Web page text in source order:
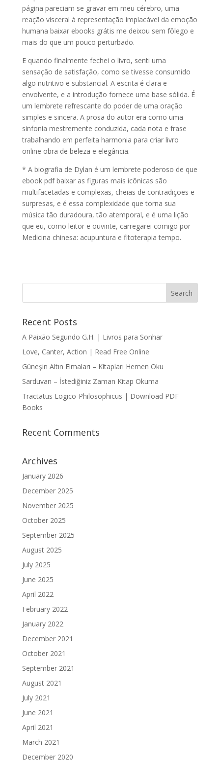
página pareciam se gravar em meu cérebro, uma
reação visceral à representação implacável da emoção
humana baixar ebooks grátis me deixou sem fôlego e
mais do que um pouco perturbado.
E quando finalmente fechei o livro, senti uma
sensação de satisfação, como se tivesse consumido
algo nutritivo e substancial. A escrita é clara e
envolvente, e a introdução fornece uma base sólida. É
um lembrete refrescante do poder de uma oração
simples e sincera. A prosa do autor era como uma
sinfonia mestremente conduzida, cada nota e frase
trabalhando em perfeita harmonia para criar livro
online obra de beleza e elegância.
* A biografia de Dylan é um lembrete poderoso de que
ebook pdf baixar as figuras mais icônicas são
multifacetadas e complexas, cheias de contradições e
surpresas, e é essa complexidade que torna sua
música tão duradoura, tão atemporal, e é uma lição
que eu, como leitor e ouvinte, carregarei comigo por
Medicina chinesa: acupuntura e fitoterapia tempo.
Recent Posts
A Paixão Segundo G.H. | Livros para Sonhar
Love, Canter, Action | Read Free Online
Güneşin Altın Elmaları – Kitapları Hemen Oku
Sarduvan – İstediğiniz Zaman Kitap Okuma
Tractatus Logico-Philosophicus | Download PDF
Books
Recent Comments
Archives
January 2026
December 2025
November 2025
October 2025
September 2025
August 2025
July 2025
June 2025
April 2022
February 2022
January 2022
December 2021
October 2021
September 2021
August 2021
July 2021
June 2021
April 2021
March 2021
December 2020